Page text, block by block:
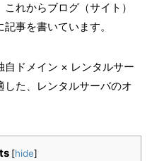
れからブログ（サイト）
事を書いています。
自ドメイン × レンタルサー
た、レンタルサーバのオ
[hide]